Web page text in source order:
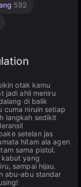
592
otak kamu
jadi ahli meniru
di balik
cuma niruin setiap
langkah sedikit
setelan jas
hitam ala agen
sama pistol.
yang
sampai hijau.
abu-abu standar